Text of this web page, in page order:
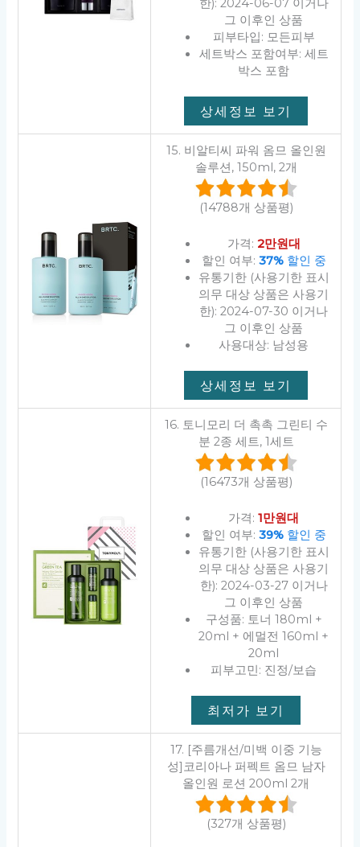
한): 2024-06-07 이거나
그 이후인 상품
피부타입: 모든피부
세트박스 포함여부: 세트
박스 포함
상세정보 보기
15. 비알티씨 파워 옴므 올인원
솔루션, 150ml, 2개
(14788개 상품평)
가격: 2만원대
할인 여부: 37%할인 중
유통기한 (사용기한 표시
의무 대상 상품은 사용기
한): 2024-07-30 이거나
그 이후인 상품
사용대상: 남성용
상세정보 보기
16. 토니모리 더 촉촉 그린티 수
분 2종 세트, 1세트
(16473개 상품평)
가격:1만원대
할인 여부: 39%할인 중
유통기한 (사용기한 표시
의무 대상 상품은 사용기
한): 2024-03-27 이거나
그 이후인 상품
구성품: 토너 180ml +
20ml + 에멀전 160ml +
20ml
피부고민: 진정/보습
최저가 보기
17. [주름개선/미백 이중 기능
성]코리아나 퍼펙트 옴므 남자
올인원 로션 200ml 2개
(327개 상품평)